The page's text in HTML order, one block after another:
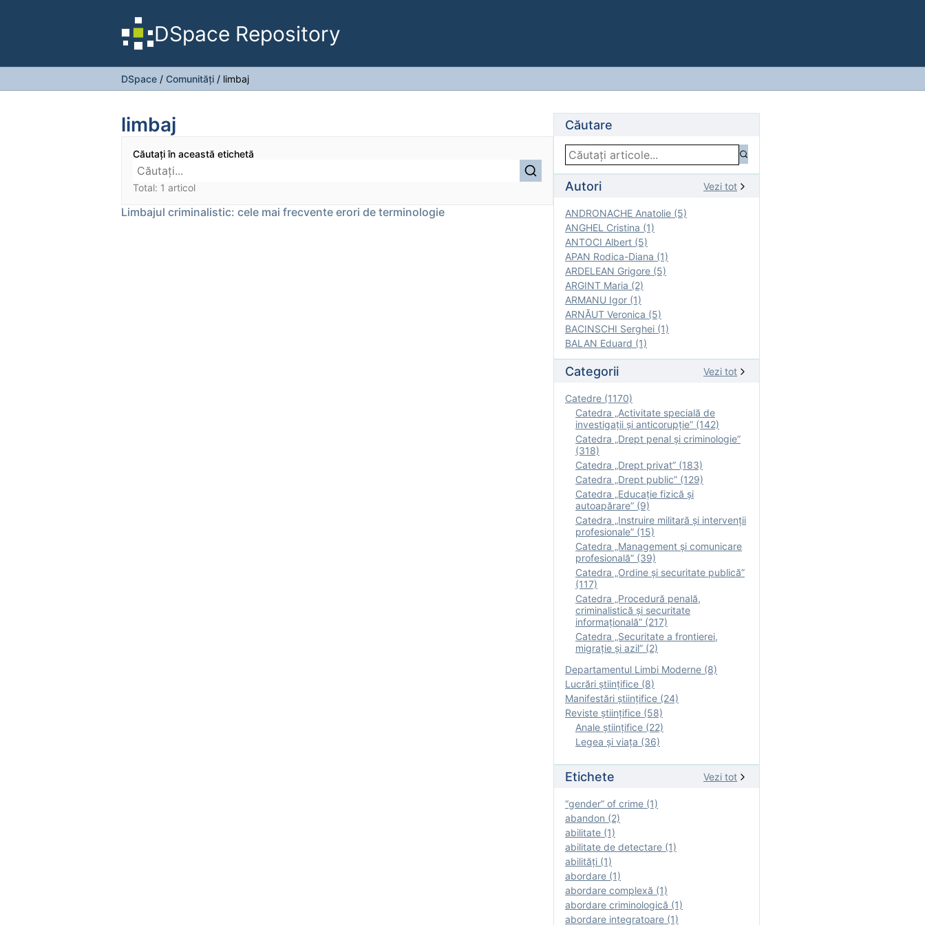
DSpace Repository
DSpace / Comunități / limbaj
limbaj
Căutați în această etichetă
Total: 1 articol
Limbajul criminalistic: cele mai frecvente erori de terminologie
Căutare
Autori Vezi tot
ANDRONACHE Anatolie (5)
ANGHEL Cristina (1)
ANTOCI Albert (5)
APAN Rodica-Diana (1)
ARDELEAN Grigore (5)
ARGINT Maria (2)
ARMANU Igor (1)
ARNĂUT Veronica (5)
BACINSCHI Serghei (1)
BALAN Eduard (1)
Categorii Vezi tot
Catedre (1170)
Catedra „Activitate specială de
investigaţii şi anticorupție” (142)
Catedra „Drept penal și criminologie”
(318)
Catedra „Drept privat” (183)
Catedra „Drept public” (129)
Catedra „Educație fizică şi
autoapărare” (9)
Catedra „Instruire militară şi intervenţii
profesionale” (15)
Catedra „Management și comunicare
profesională” (39)
Catedra „Ordine și securitate publică”
(117)
Catedra „Procedură penală,
criminalistică și securitate
informațională” (217)
Catedra „Securitate a frontierei,
migrație și azil” (2)
Departamentul Limbi Moderne (8)
Lucrări științifice (8)
Manifestări ştiinţifice (24)
Reviste ştiinţifice (58)
Anale ştiinţifice (22)
Legea şi viaţa (36)
Etichete Vezi tot
“gender” of crime (1)
abandon (2)
abilitate (1)
abilitate de detectare (1)
abilităţi (1)
abordare (1)
abordare complexă (1)
abordare criminologică (1)
abordare integratoare (1)